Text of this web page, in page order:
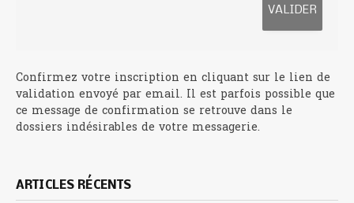
Confirmez votre inscription en cliquant sur le lien de
validation envoyé par email. Il est parfois possible que
ce message de confirmation se retrouve dans le
dossiers indésirables de votre messagerie.
ARTICLES RÉCENTS